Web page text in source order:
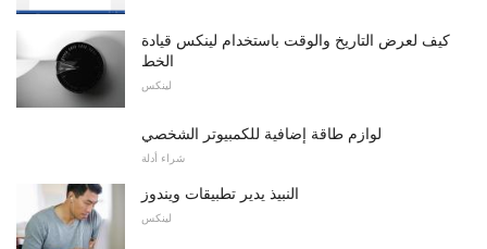
كيف لعرض التاريخ والوقت باستخدام لينكس قيادة
الخط
لينكس
لوازم طاقة إضافية للكمبيوتر الشخصي
شراء أدلة
النبيذ يدير تطبيقات ويندوز
لينكس